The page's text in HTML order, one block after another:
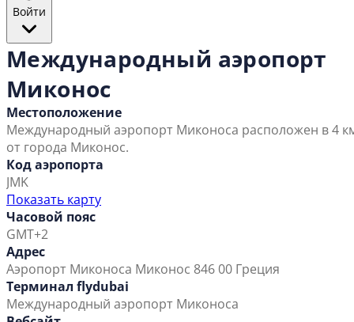
Войти
Международный аэропорт
Миконос
Местоположение
Международный аэропорт Миконоса расположен в 4
от города Миконос.
Код аэропорта
JMK
Показать карту
Часовой пояс
GMT+2
Адрес
Аэропорт Миконоса Миконос 846 00 Греция
Терминал flydubai
Международный аэропорт Миконоса